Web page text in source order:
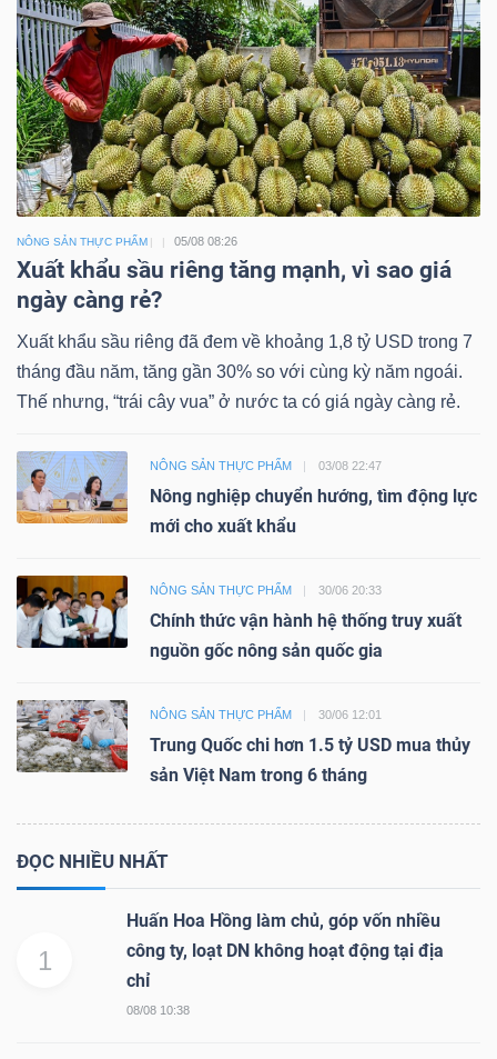
NÔNG SẢN THỰC PHẨM 05/08 08:26
Xuất khẩu sầu riêng tăng mạnh, vì sao giá
ngày càng rẻ?
Xuất khẩu sầu riêng đã đem về khoảng 1,8 tỷ USD trong 7
tháng đầu năm, tăng gần 30% so với cùng kỳ năm ngoái.
Thế nhưng, “trái cây vua” ở nước ta có giá ngày càng rẻ.
NÔNG SẢN THỰC PHẨM 03/08 22:47
Nông nghiệp chuyển hướng, tìm động lực
mới cho xuất khẩu
NÔNG SẢN THỰC PHẨM 30/06 20:33
Chính thức vận hành hệ thống truy xuất
nguồn gốc nông sản quốc gia
NÔNG SẢN THỰC PHẨM 30/06 12:01
Trung Quốc chi hơn 1.5 tỷ USD mua thủy
sản Việt Nam trong 6 tháng
ĐỌC NHIỀU NHẤT
1
Huấn Hoa Hồng làm chủ, góp vốn nhiều
công ty, loạt DN không hoạt động tại địa
chỉ
08/08 10:38